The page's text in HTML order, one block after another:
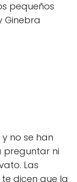
pequeños
Ginebra
no se han
ni
Las
dicen que la